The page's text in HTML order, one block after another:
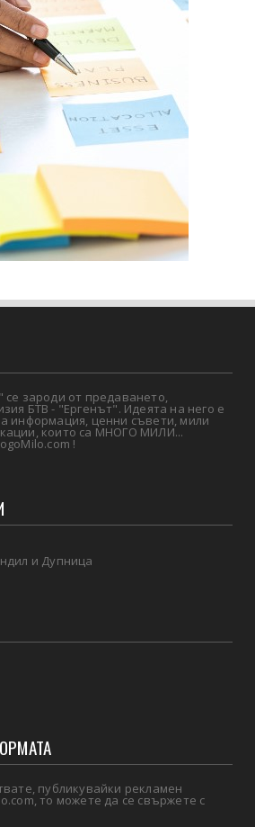
зароди от предаването,
БТВ - "Ергенът". Идеята на него е
информация, ценни съвети, мили
които са МНОГО МИЛИ...
!
и Дупница
публикувайки рекламен
то можете да се свържете с